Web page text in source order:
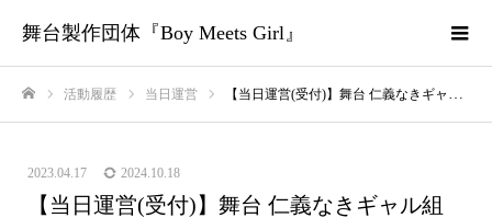
舞台製作団体『Boy Meets Girl』
活動履歴 当日運営 【当日運営(受付)】舞台 仁義なきギャル組長 ～ジャーナリスト土門瑛太の“M資金”真相解明ファイル～
2023.04.17 2024.10.18
【当日運営(受付)】舞台 仁義なきギャル組